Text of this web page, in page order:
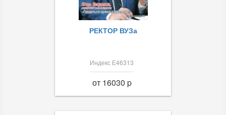
РЕКТОР ВУЗа
Индекс Е46313
от 16030 p